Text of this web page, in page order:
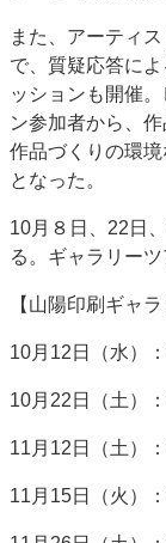
また、アーティ
で、質疑応答に
ッションも開催
ン参加者から、
作品づくりの環
となった。
10月８日、22日
る。ギャラリーツ
【山陽印刷ギャ
10月12日（水）
10月22日（土）
11月12日（土）
11月15日（火）